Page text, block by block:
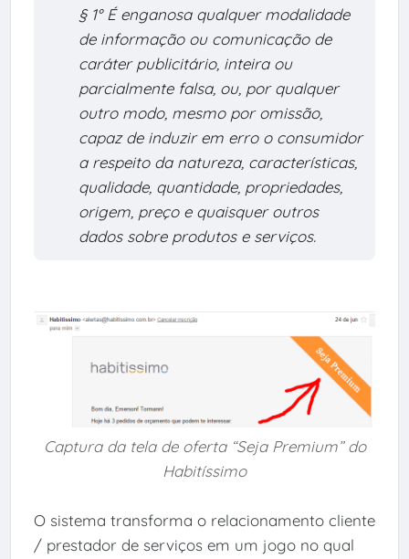
§ 1° É enganosa qualquer modalidade
de informação ou comunicação de
caráter publicitário, inteira ou
parcialmente falsa, ou, por qualquer
outro modo, mesmo por omissão,
capaz de induzir em erro o consumidor
a respeito da natureza, características,
qualidade, quantidade, propriedades,
origem, preço e quaisquer outros
dados sobre produtos e serviços.
Captura da tela de oferta “Seja Premium” do
Habitíssimo
O sistema transforma o relacionamento cliente
/ prestador de serviços em um jogo no qual